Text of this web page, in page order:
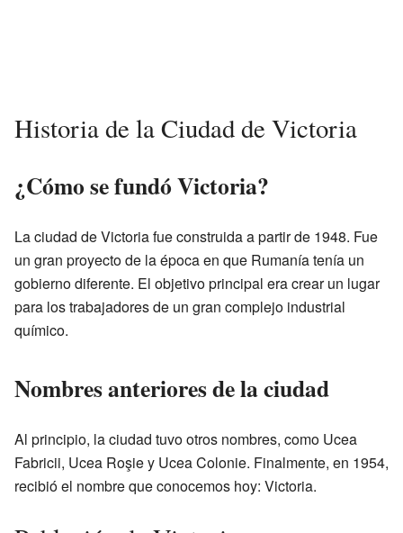
Historia de la Ciudad de Victoria
¿Cómo se fundó Victoria?
La ciudad de Victoria fue construida a partir de 1948. Fue
un gran proyecto de la época en que Rumanía tenía un
gobierno diferente. El objetivo principal era crear un lugar
para los trabajadores de un gran complejo industrial
químico.
Nombres anteriores de la ciudad
Al principio, la ciudad tuvo otros nombres, como Ucea
Fabricii, Ucea Roşie y Ucea Colonie. Finalmente, en 1954,
recibió el nombre que conocemos hoy: Victoria.